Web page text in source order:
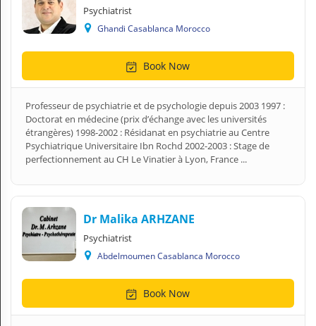
Psychiatrist
Ghandi Casablanca Morocco
Book Now
Professeur de psychiatrie et de psychologie depuis 2003 1997 :
Doctorat en médecine (prix d’échange avec les universités
étrangères) 1998-2002 : Résidanat en psychiatrie au Centre
Psychiatrique Universitaire Ibn Rochd 2002-2003 : Stage de
perfectionnement au CH Le Vinatier à Lyon, France ...
Dr Malika ARHZANE
Psychiatrist
Abdelmoumen Casablanca Morocco
Book Now